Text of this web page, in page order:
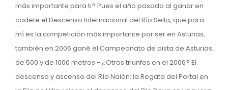
más importante para ti? Pues el año pasado al ganar en
cadete el Descenso Internacional del Río Sella, que para
mí es la competición más importante por ser en Asturias,
también en 2006 gané el Campeonato de pista de Asturias
de 500 y de 1000 metros - ¿Otros triunfos en el 2006? El
descenso y ascenso del Río Nalón; la Regata del Portal en